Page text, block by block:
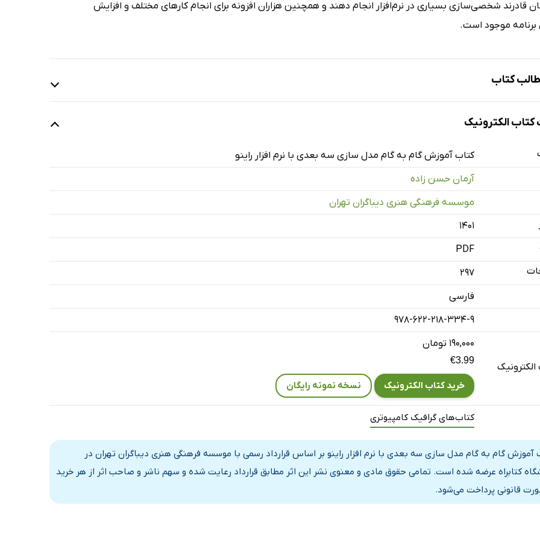
قادرند شخصی‌سازی بسیاری در نرم‌افزار انجام دهند و همچنین هزاران افزونه برای انجام کارهای مختلف و افزایش
برنامه موجود است.
کتاب
الکترونیک
کتاب آموزش گام به گام مدل سازی سه بعدی با نرم افزار راینو
آرمان حسن زاده
موسسه فرهنگی هنری دیباگران تهران
۱۴۰۱
PDF
297
فارسی
978-622-218-334-9
۱۹۰,۰۰۰ تومان
€3.99
خرید کتاب الکترونیک نسخه نمونه رایگان
کتاب‌های گرافیک کامپیوتری
آموزش گام به گام مدل سازی سه بعدی با نرم افزار راینو بر اساس قرارداد رسمی با موسسه فرهنگی هنری دیباگران تهران در
کتابراه عرضه شده است. تمامی حقوق مادی و معنوی نشر این اثر مطابق قرارداد رعایت شده و سهم ناشر و صاحب اثر از هر خرید
قانونی پرداخت می‌شود.